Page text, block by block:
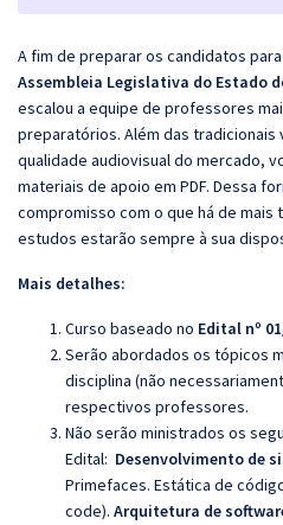
A fim de preparar os candidatos
Assembleia Legislativa do Estado
escalou a equipe de professores
preparatórios. Além das tradicionais
qualidade audiovisual do mercado,
materiais de apoio em PDF. Dessa
compromisso com o que há de mais
estudos estarão sempre à sua
Mais detalhes:
Curso baseado no Edital nº
Serão abordados os tópicos
disciplina (não
respectivos professores.
Não serão ministrados os
Edital: Desenvolvimento de
Primefaces. Estática de
code). Arquitetura de